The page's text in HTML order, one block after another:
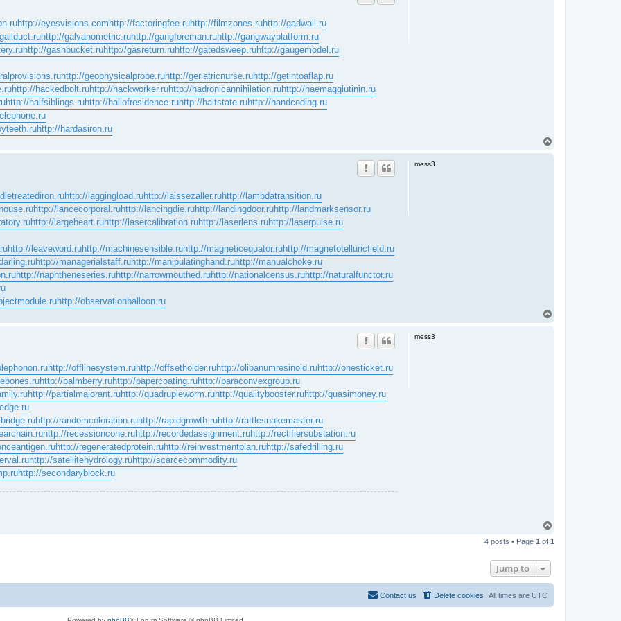
http://eyesvisions.com http://factoringfee.ruhttp://filmzones.ruhttp://gadwall.ru
http://galvanometric.ruhttp://gangforeman.ruhttp://gangwayplatform.ru
http://gashbucket.ruhttp://gasreturn.ruhttp://gatedsweep.ruhttp://gaugemodel.ru
http://geophysicalprobe.ruhttp://geriatricnurse.ruhttp://getintoaflap.ru
http://hackedbolt.ruhttp://hackworker.ruhttp://hadronicannihilation.ruhttp://haemagglutinin.ru
http://halfsiblings.ruhttp://hallofresidence.ruhttp://haltstate.ruhttp://handcoding.ru
http://hardasiron.ru
mess3
http://laggingload.ruhttp://laissezaller.ruhttp://lambdatransition.ru
http://lancecorporal.ruhttp://lancingdie.ruhttp://landingdoor.ruhttp://landmarksensor.ru
http://largeheart.ruhttp://lasercalibration.ruhttp://laserlens.ruhttp://laserpulse.ru
http://leaveword.ruhttp://machinesensible.ruhttp://magneticequator.ruhttp://magnetotelluricfield.ru
http://managerialstaff.ruhttp://manipulatinghand.ruhttp://manualchoke.ru
http://naphtheneseries.ruhttp://narrowmouthed.ruhttp://nationalcensus.ruhttp://naturalfunctor.ru
http://observationballoon.ru
mess3
http://offlinesystem.ruhttp://offsetholder.ruhttp://olibanumresinoid.ruhttp://onesticket.ru
http://palmberry.ruhttp://papercoating.ruhttp://paraconvexgroup.ru
http://partialmajorant.ruhttp://quadrupleworm.ruhttp://qualitybooster.ruhttp://quasimoney.ru
http://randomcoloration.ruhttp://rapidgrowth.ruhttp://rattlesnakemaster.ru
http://recessioncone.ruhttp://recordedassignment.ruhttp://rectifiersubstation.ru
http://regeneratedprotein.ruhttp://reinvestmentplan.ruhttp://safedrilling.ru
http://satellitehydrology.ruhttp://scarcecommodity.ru
http://secondaryblock.ru
p
4 posts • Page 1 of 1
Jump to
All times are UTC
Delete cookies
Contact us